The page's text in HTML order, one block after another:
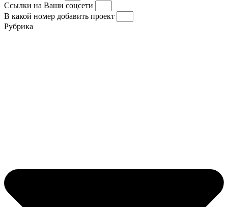
Ссылки на Ваши соцсети
В какой номер добавить проект
Рубрика